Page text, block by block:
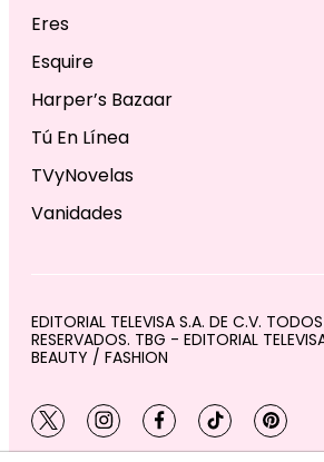
Eres
Esquire
Harper’s Bazaar
Tú En Línea
TVyNovelas
Vanidades
EDITORIAL TELEVISA S.A. DE C.V.
RESERVADOS. TBG - EDITORIAL
BEAUTY / FASHION
twitterinstagram
facebooktiktok